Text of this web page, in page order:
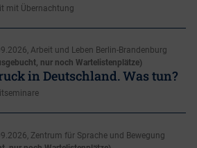
mit Übernachtung
Arbeit und Leben Berlin-Brandenburg
nur noch Wartelistenplätze)
in Deutschland. Was tun?
Zentrum für Sprache und Bewegung